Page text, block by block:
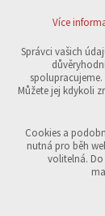
analytická
Více
Více
Správci vašich
Můžete jej kdykoli
Cookies a
nutná pro běh
volitelná.